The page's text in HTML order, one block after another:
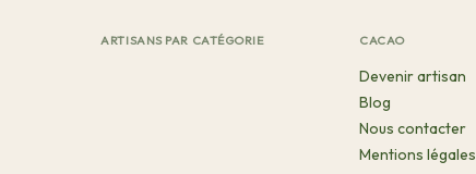
ARTISANS PAR CATÉGORIE CACAO
Devenir artisan
Blog
Nous contacter
Mentions légales